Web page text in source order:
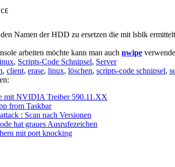
Namen der HDD zu ersetzen die mit lsblk
arbeiten möchte kann man auch nwipe
, Scripts-Code Schnipsel, Server
, client, erase, linux, löschen, scripts-code schnipsel,
mit NVIDIA Treiber 590.11.XX
from Taskbar
: Scan nach Versionen
hat graues Ausrufezeichen
mit port knocking